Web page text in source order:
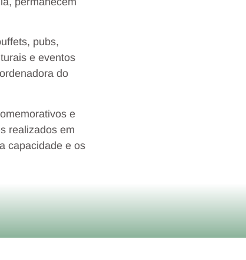
pubs,
e eventos
do
e
realizados em
capacidade e os